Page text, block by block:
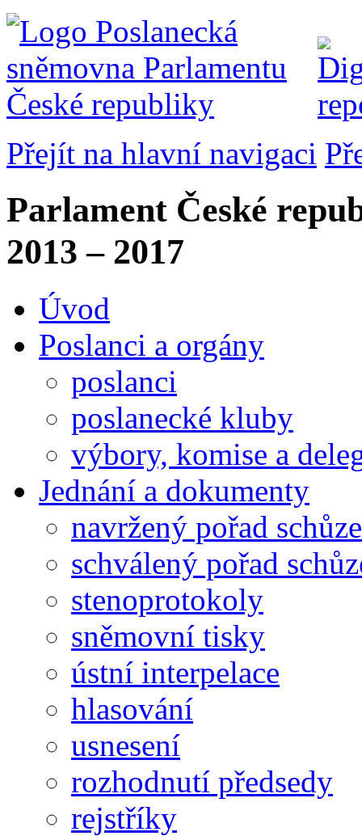
Přejít na hlavní navigaci
Parlament České
2013 – 2017
Úvod
Poslanci a orgány
poslanci
poslanecké kluby
výbory, komise a
Jednání a dokumenty
navržený pořad schůze
schválený pořad
stenoprotokoly
sněmovní tisky
ústní interpelace
hlasování
usnesení
rozhodnutí předsedy
rejstříky